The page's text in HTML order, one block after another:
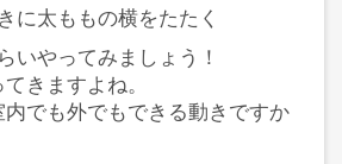
に太ももの横をたたく
いやってみましょう！
きますよね。
でも外でもできる動きですか